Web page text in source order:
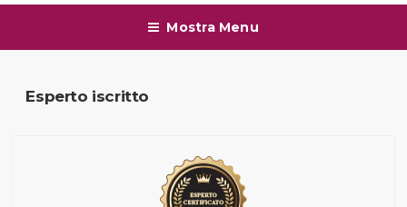
Mostra Menu
Esperto iscritto